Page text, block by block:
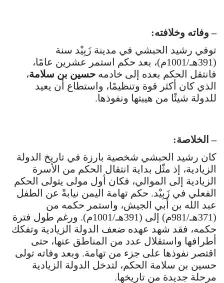
– وفاته وخلافته:
توفي رشيد الحبشي في مدينة زَبِيْد سنة
(391هـ/1001م)، بعد حكم استمر عشرين عامًا،
فانتقل الحكم بعده إلى خادمه حسين بن سلامة،
الذي كان أكثر قوة وتنظيمًا، واستطاع أن يعيد
للدولة شيئًا من هيبتها ونفوذها.
– الخلاصة:
كان رشيد الحبشي شخصية بارزة في تاريخ الدولة
الزيادية، إذ مثّل بداية انتقال الحكم من الأسرة
الزيادية إلى الموالي، فكان أول مولى يتولى الحكم
الفعلي في زَبِيْد. حكم تهامة اليمن نيابةً عن الطفل
عبد الله بن أبي الجيش، واستمر حكمه من
(371هـ/981م) إلى (391هـ/1001م). ورغم طول فترة
حكمه، فقد شهد عهده ضعف الدولة الزيادية وتفكك
أطرافها واستقلال عدد من المناطق عنها، حتى
اقتصر نفوذها على جزء من تهامة. وبعد وفاته تولى
حسين بن سلامة الحكم، لتدخل الدولة الزيادية
مرحلة جديدة من تاريخها.